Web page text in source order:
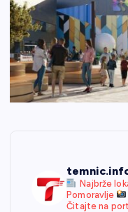
Najbrže
Pomoravlje
Čitajte na